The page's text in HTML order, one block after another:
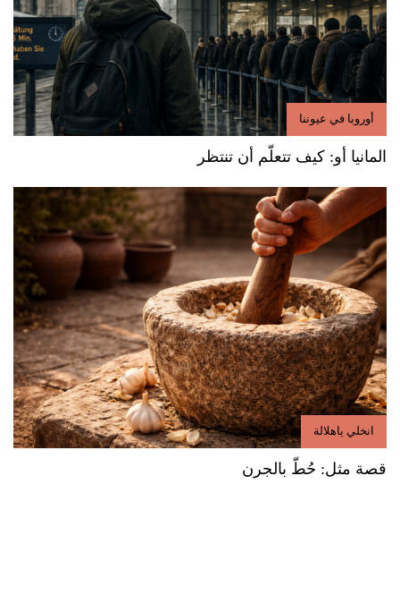
أوروبا في عيوننا
المانيا أو: كيف تتعلّم أن تنتظر
انخلي ياهلالة
قصة مثل: حُطّ بالجرن